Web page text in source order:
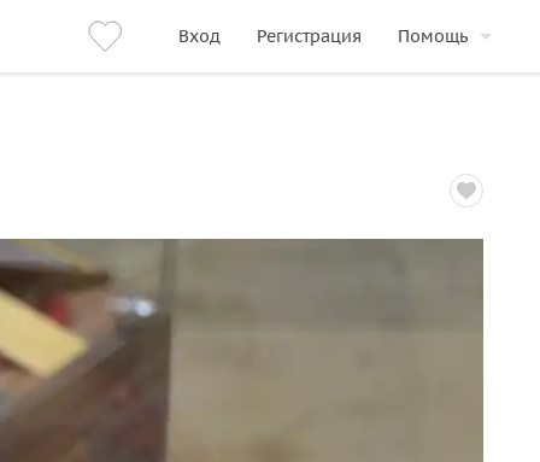
Вход Регистрация Помощь